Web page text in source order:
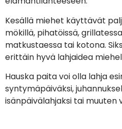
Kesällä miehet käyttävät
mökillä, pihatöissä,
matkustaessa tai kotona.
erittäin hyvä lahjaidea
Hauska paita voi olla lahja
syntymäpäiväksi,
isänpäivälahjaksi tai muuten